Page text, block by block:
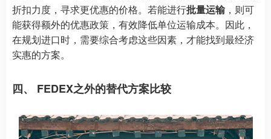
折扣力度，寻求更优惠的价格。若能进行批量运输，则可
能获得额外的优惠政策，有效降低单位运输成本。因此，
在规划进口时，需要综合考虑这些因素，才能找到最经济
实惠的方案。
四、 FEDEX之外的替代方案比较